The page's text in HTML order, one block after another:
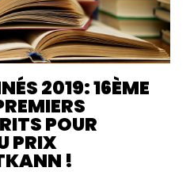
2019: 16ÈME
POUR
PRIX
!